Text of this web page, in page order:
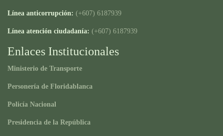
Línea anticorrupción: (+607) 6187939
Línea atención ciudadanía: (+607) 6187939
Enlaces Institucionales
Ministerio de Transporte
Personería de Floridablanca
Policía Nacional
Presidencia de la República